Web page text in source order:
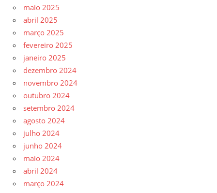
maio 2025
abril 2025
março 2025
fevereiro 2025
janeiro 2025
dezembro 2024
novembro 2024
outubro 2024
setembro 2024
agosto 2024
julho 2024
junho 2024
maio 2024
abril 2024
março 2024